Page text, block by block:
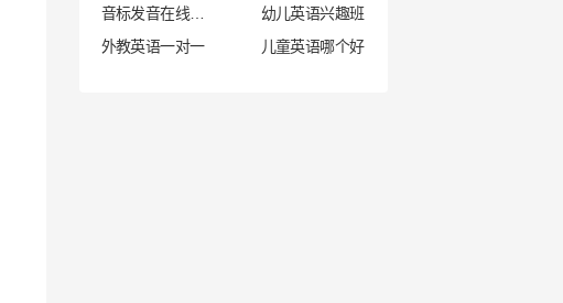
幼儿英语兴趣班
外教英语一对一
儿童英语哪个好